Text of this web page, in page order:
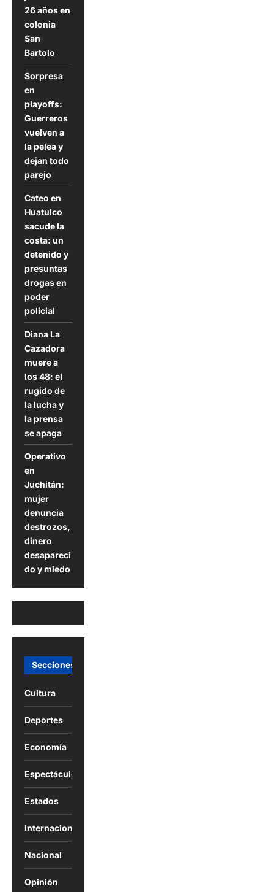
s26 años en
colonia
San
Bartolo
Sorpresa
en
playoffs:
Guerreros
vuelven a
la pelea y
dejan todo
parejo
Cateo en
Huatulco
sacude la
costa: un
detenido y
presuntas
drogas en
poder
policial
Diana La
Cazadora
muere a
los 48: el
rugido de
la lucha y
la prensa
se apaga
Operativo
en
Juchitán:
mujer
denuncia
destrozos,
dinero
desapareci
do y miedo
Secciones
Cultura
Deportes
Economía
Espectáculos
Estados
Internacional
Nacional
Opinión